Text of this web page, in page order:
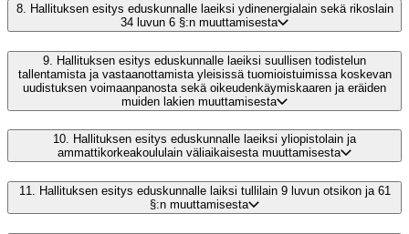
8.
Hallituksen esitys eduskunnalle laeiksi ydinenergialain sekä rikoslain
34 luvun 6 §:n muuttamisesta
9. Hallituksen esitys eduskunnalle laeiksi suullisen todistelun
tallentamista ja vastaanottamista yleisissä tuomioistuimissa koskevan
uudistuksen voimaanpanosta sekä oikeudenkäymiskaaren ja eräiden
muiden lakien muuttamisesta
10. Hallituksen esitys eduskunnalle laeiksi yliopistolain ja
ammattikorkeakoululain väliaikaisesta muuttamisesta
11. Hallituksen esitys eduskunnalle laiksi tullilain 9 luvun otsikon ja 61
§:n muuttamisesta